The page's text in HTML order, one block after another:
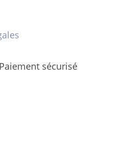
Paiement sécurisé